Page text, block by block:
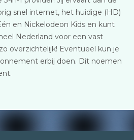
snel internet, het huidige (HD)
en Nickelodeon Kids en kunt
Nederland voor een vast
overzichtelijk! Eventueel kun je
erbij doen. Dit noemen